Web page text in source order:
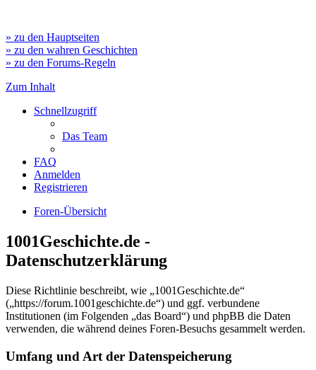
» zu den Hauptseiten
» zu den wahren Geschichten
» zu den Forums-Regeln
Zum Inhalt
Schnellzugriff
Das Team
FAQ
Anmelden
Registrieren
Foren-Übersicht
1001Geschichte.de -
Datenschutzerklärung
Diese Richtlinie beschreibt, wie „1001Geschichte.de“
(„https://forum.1001geschichte.de“) und ggf. verbundene
Institutionen (im Folgenden „das Board“) und phpBB die Daten
verwenden, die während deines Foren-Besuchs gesammelt werden.
Umfang und Art der Datenspeicherung